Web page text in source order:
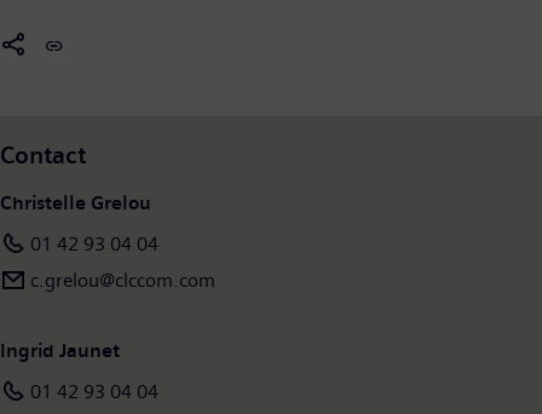
Siemens Smart Infrastructure, dont le siège est localisé à Zoug
Contact
Christelle Grelou
01 42 93 04 04
c.grelou@clccom.com
Ingrid Jaunet
01 42 93 04 04